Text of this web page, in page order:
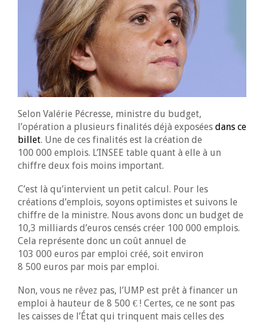
Selon Valérie Pécresse, ministre du budget,
l’opération a plusieurs finalités déjà exposées dans ce
billet. Une de ces finalités est la création de
100 000 emplois. L’INSEE table quant à elle à un
chiffre deux fois moins important.
C’est là qu’intervient un petit calcul. Pour les
créations d’emplois, soyons optimistes et suivons le
chiffre de la ministre. Nous avons donc un budget de
10,3 milliards d’euros censés créer 100 000 emplois.
Cela représente donc un coût annuel de
103 000 euros par emploi créé, soit environ
8 500 euros par mois par emploi.
Non, vous ne rêvez pas, l’UMP est prêt à financer un
emploi à hauteur de 8 500 € ! Certes, ce ne sont pas
les caisses de l’État qui trinquent mais celles des